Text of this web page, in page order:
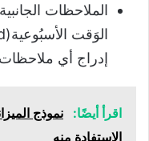
الملاحظات
إدراج أي ملاحظات
اقرأ أيضًا:
نموذج
الاستفادة منه